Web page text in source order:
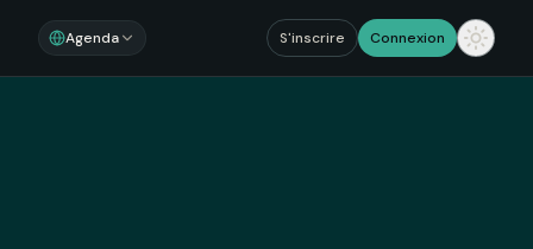
Agenda S'inscrire Connexion